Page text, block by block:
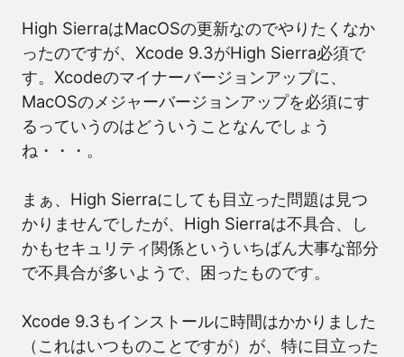
High SierraはMacOSの更新なのでやりたくなか
ったのですが、Xcode 9.3がHigh Sierra必須で
す。Xcodeのマイナーバージョンアップに、
MacOSのメジャーバージョンアップを必須にす
るっていうのはどういうことなんでしょう
ね・・・。
まぁ、High Sierraにしても目立った問題は見つ
かりませんでしたが、High Sierraは不具合、し
かもセキュリティ関係といういちばん大事な部分
で不具合が多いようで、困ったものです。
Xcode 9.3もインストールに時間はかかりました
（これはいつものことですが）が、特に目立った